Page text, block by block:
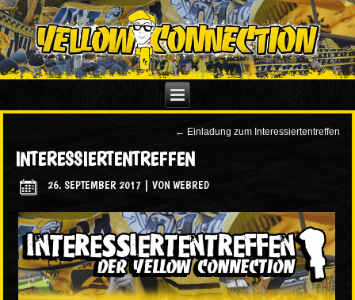
← Einladung zum Interessiertentreffen
INTERESSIERTENTREFFEN
26. SEPTEMBER 2017 |VON WEBRED